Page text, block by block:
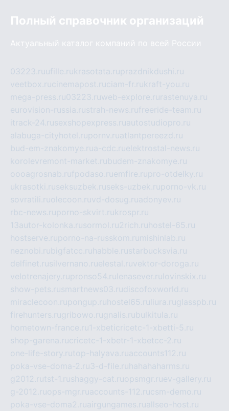
Полный справочник организаций
Актуальный каталог компаний по всей России
03223.ruufille.rukrasotata.ruprazdnikdushi.ru
veetbox.rucinemapost.ruciam-fr.rukraft-you.ru
mega-press.ru03223.ruweb-explore.ru rastenuya.ru
eurovision-russia.rustrah-news.rufreeride-team.ru
itrack-24.rusexshopexpress.ruautostudiopro.ru
alabuga-cityhotel.rupornv.ruatlantpereezd.ru
bud-em-znakomye.rua-cdc.ruelektrostal-news.ru
korolevremont-market.rubudem-znakomye.ru
oooagrosnab.rufpodaso.ruemfire.rupro-otdelky.ru
ukrasotki.ruseksuzbek.ruseks-uzbek.ruporno-vk.ru
sovratili.ruolecoon.ruvd-dosug.ruadonyev.ru
rbc-news.ruporno-skvirt.rukrospr.ru
13autor-kolonka.rusormol.ru2rich.ru hostel-65.ru
hostserve.ruporno-na-russkom.ru mishinlab.ru
neznobi.rubigfatcc.ru habble.rustarbucksvia.ru
delfinet.rusilvernano.ruelestal.ruvektor-doroga.ru
velotrenajery.rupronso54.ru lenasever.ru lovinskix.ru
show-pets.rusmartnews03.rudiscofoxworld.ru
miraclecoon.rupongup.ru hostel65.ru liura.ruglasspb.ru
firehunters.rugribowo.rugnalis.rubulkitula.ru
hometown-france.ru1-xbeticricetc-1-xbetti-5.ru
shop-garena.rucricetc-1-xbetr-1-xbetcc-2.ru
one-life-story.rutop-halyava.ruaccounts112.ru
poka-vse-doma-2.ru3-d-file.ru hahahaharms.ru
g2012.rutst-1.rushaggy-cat.ruopsmgr.ruev-gallery.ru
g-2012.ruops-mgr.ruaccounts-112.rucsm-demo.ru
poka-vse-doma2.ruairgungames.ruallseo-host.ru